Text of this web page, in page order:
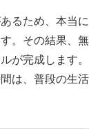
るため、本当に
。その結果、無
が完成します。
は、普段の生活